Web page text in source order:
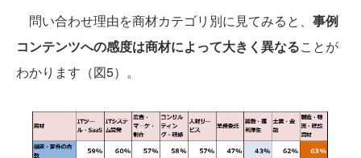
問い合わせ理由を商材カテゴリ別に見てみると、 事例
コンテンツへの感度は商材によって大きく異なることが
わかります（図5）。